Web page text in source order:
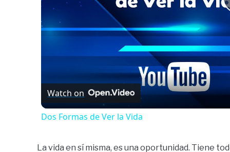
Watch on
Dos Formas de Ver la Vida
La vida en sí misma, es una oportunidad. Tiene